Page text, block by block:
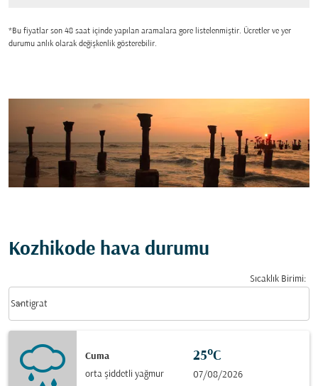
*Bu fiyatlar son 48 saat içinde yapılan aramalara gore listelenmiştir. Ücretler ve yer
durumu anlık olarak değişkenlik gösterebilir.
Kozhikode hava durumu
Sıcaklık Birimi:
Santigrat
keyboard_arrow_down
Cuma
orta şiddetli yağmur
25°C
07/08/2026